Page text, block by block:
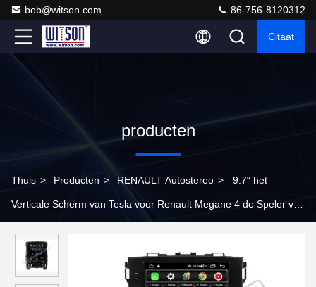
bob@witson.com 86-756-8120312
Citaat
producten
Thuis > Producten > RENAULT Autostereo > 9.7“ het
Verticale Scherm van Tesla voor Renault Megane 4 de Speler van